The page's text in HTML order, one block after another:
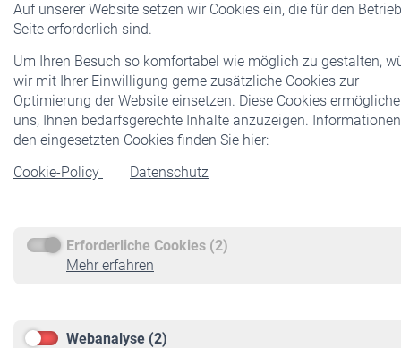
Auf unserer Website setzen wir Cookies ein, die für den
Seite erforderlich sind.
Um Ihren Besuch so komfortabel wie möglich zu gestalten,
wir mit Ihrer Einwilligung gerne zusätzliche Cookies zur
Optimierung der Website einsetzen. Diese Cookies
uns, Ihnen bedarfsgerechte Inhalte anzuzeigen.
den eingesetzten Cookies finden Sie hier:
Cookie-Policy
Datenschutz
Erforderliche Cookies (2)
Mehr erfahren
Webanalyse (2)
Haftungsausschluss
© VBL 2026